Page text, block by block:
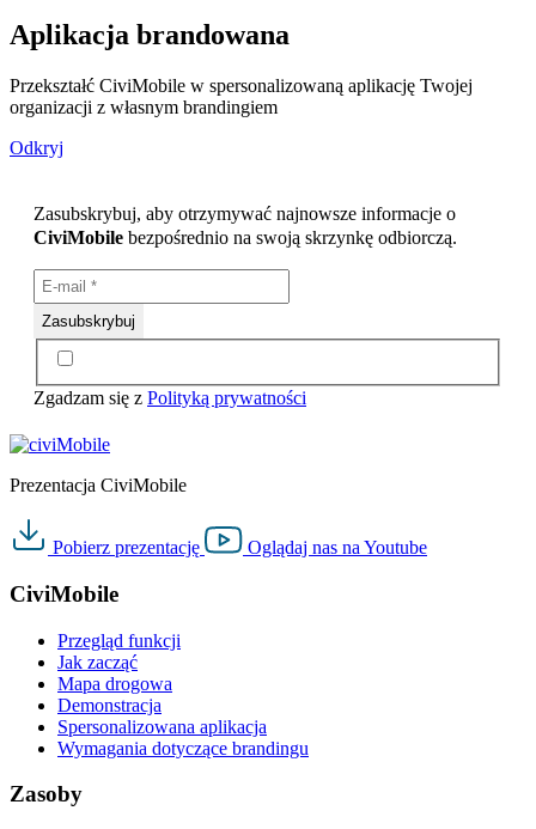
Aplikacja brandowana
Przekształć CiviMobile w spersonalizowaną aplikację Twojej
organizacji z własnym brandingiem
Odkryj
Zasubskrybuj, aby otrzymywać najnowsze informacje o
CiviMobile bezpośrednio na swoją skrzynkę odbiorczą.
Zgadzam się z Polityką prywatności
Prezentacja CiviMobile
Pobierz prezentację Oglądaj nas na Youtube
CiviMobile
Przegląd funkcji
Jak zacząć
Mapa drogowa
Demonstracja
Spersonalizowana aplikacja
Wymagania dotyczące brandingu
Zasoby